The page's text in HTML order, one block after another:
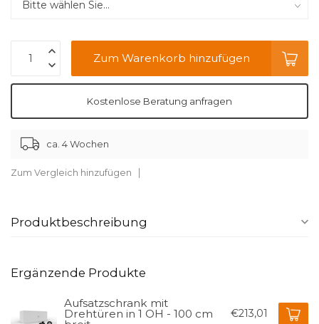
Zum Warenkorb hinzufügen
Kostenlose Beratung anfragen
ca. 4 Wochen
Zum Vergleich hinzufügen
Produktbeschreibung
Ergänzende Produkte
Aufsatzschrank mit
Drehtüren in 1 OH - 100 cm €213,01